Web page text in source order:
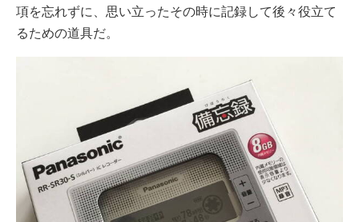
項を忘れずに、思い立ったその時に記録して後々役立て
るための道具だ。